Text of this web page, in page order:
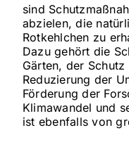
sind
abzielen, die
Rotkehlchen zu
Dazu gehört die
Gärten, der
Reduzierung der
Förderung der
Klimawandel und
ist ebenfalls von